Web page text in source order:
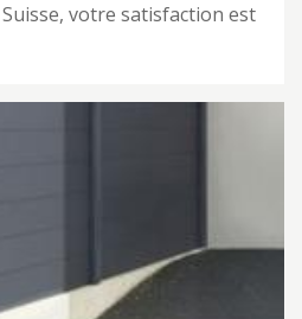
Suisse, votre satisfaction est